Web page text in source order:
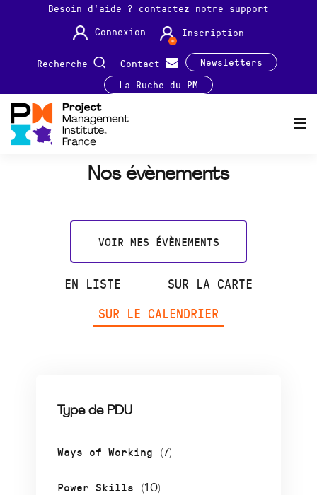
Besoin d'aide ? contactez notre support
Connexion
Inscription
Recherche Contact
Newsletters
La Ruche du PM
Nos évènements
VOIR MES ÉVÈNEMENTS
EN LISTE
SUR LA CARTE
SUR LE CALENDRIER
Type de PDU
Ways of Working (7)
Power Skills (10)